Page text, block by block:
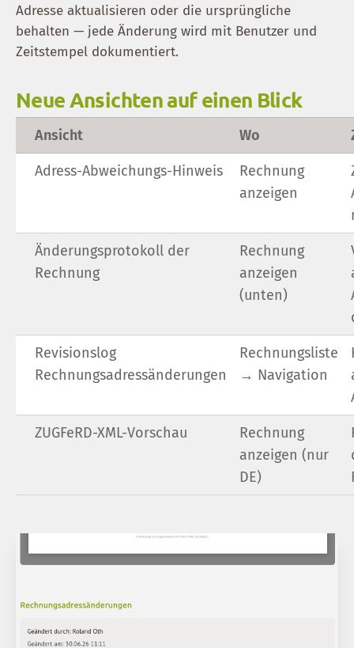
Adresse aktualisieren oder die ursprüngliche
behalten — jede Änderung wird mit Benutzer und
Zeitstempel dokumentiert.
Neue Ansichten auf einen Blick
Ansicht Wo
Adress-Abweichungs-Hinweis
Rechnung
anzeigen
Änderungsprotokoll der
Rechnung
Rechnung
anzeigen
(unten)
Revisionslog
Rechnungsadressänderungen
Rechnungsliste
→ Navigation
ZUGFeRD-XML-Vorschau
Rechnung
anzeigen (nur
DE)